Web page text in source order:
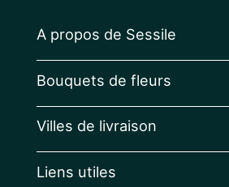
A propos de Sessile
Bouquets de fleurs
Villes de livraison
Liens utiles